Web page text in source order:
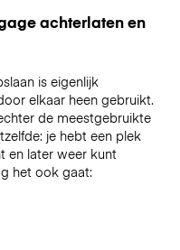
achterlaten en
is eigenlijk
elkaar heen gebruikt.
de meestgebruikte
je hebt een plek
en later weer kunt
het ook gaat: